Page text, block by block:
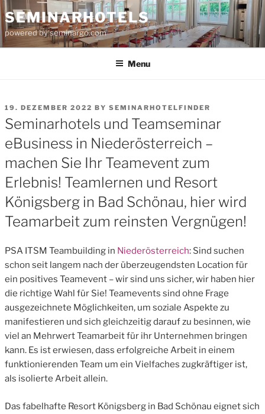
Skip
to
content
SEMINARHOTELS
powered by seminargo.com
Menu
POSTED
ON
19. DEZEMBER 2022 BY SEMINARHOTELFINDER
Seminarhotels und Teamseminar
eBusiness in Niederösterreich –
machen Sie Ihr Teamevent zum
Erlebnis! Teamlernen und Resort
Königsberg in Bad Schönau, hier wird
Teamarbeit zum reinsten Vergnügen!
PSA ITSM Teambuilding in Niederösterreich: Sind suchen
schon seit langem nach der überzeugendsten Location für
ein positives Teamevent – wir sind uns sicher, wir haben hier
die richtige Wahl für Sie! Teamevents sind ohne Frage
ausgezeichnete Möglichkeiten, um soziale Aspekte zu
manifestieren und sich gleichzeitig darauf zu besinnen, wie
viel an Mehrwert Teamarbeit für ihr Unternehmen bringen
kann. Es ist erwiesen, dass erfolgreiche Arbeit in einem
funktionierenden Team um ein Vielfaches zugkräftiger ist,
als isolierte Arbeit allein.
Das fabelhafte Resort Königsberg in Bad Schönau eignet sich